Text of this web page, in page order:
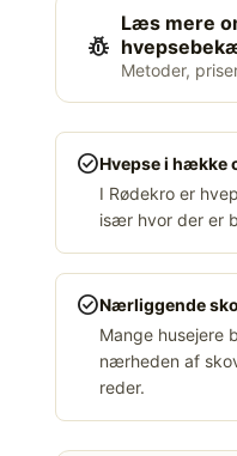
pest_control
Læs mere
Metoder,
check_circleHvepse i hække
I Rødekro er
især hvor der er
check_circleNærliggende
Mange husejere
nærheden af
reder.